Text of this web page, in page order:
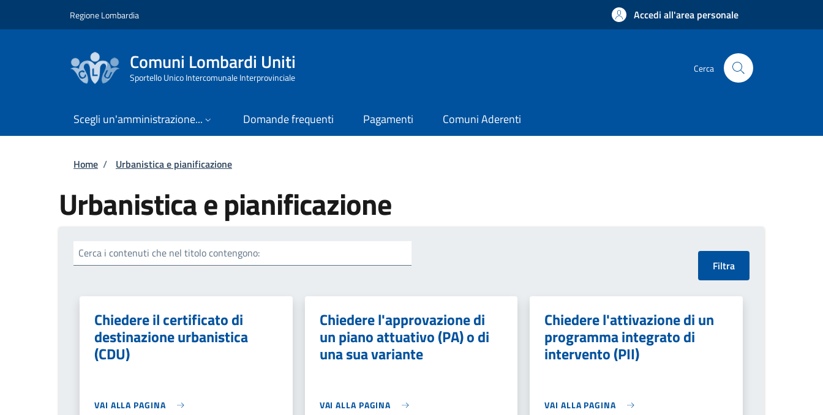
Regione Lombardia Accedi all'area personale
Comuni Lombardi Uniti
Sportello Unico Intercomunale Interprovinciale
Cerca
Scegli un'amministrazione... Domande frequenti Pagamenti Comuni Aderenti
Briciole di pane
Home / Urbanistica e pianificazione
Urbanistica e pianificazione
Cerca i contenuti che nel titolo contengono:
Chiedere il certificato di
destinazione urbanistica
(CDU)
VAI ALLA PAGINA
Chiedere l'approvazione di
un piano attuativo (PA) o di
una sua variante
VAI ALLA PAGINA
Chiedere l'attivazione di un
programma integrato di
intervento (PII)
VAI ALLA PAGINA